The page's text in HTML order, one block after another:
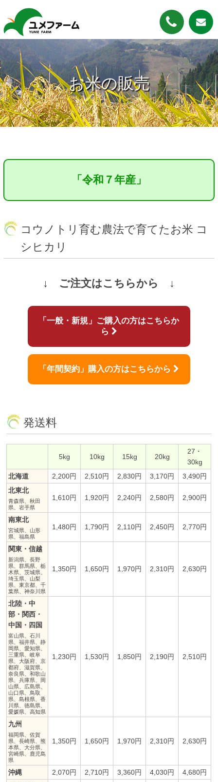
お米の販売
「令和７年産」
コウノトリ育む農法で育てたお米 コ
シヒカリ
↓ ご注文はこちらから ↓
「一般・新規」ご購入の方はこちらか
ら
「年間契約」購入の方はこちらから
発送料
5kg 10kg 15kg 20kg
27・
30kg
北海道
2,200円 2,510円 2,830円 3,170円
3,490円
北東北
青森県、秋田
県、岩手県
1,610円 1,920円 2,240円 2,580円 2,900円
南東北
宮城県、山形
県、福島県
1,480円 1,790円 2,110円 2,450円 2,770円
関東・信越
新潟県、長野
県、群馬県、栃
木県、茨城県、
埼玉県、山梨
県、東京都、千
葉県、神奈川県
1,350円 1,650円 1,970円 2,310円 2,630円
北陸・中
部・関西・
中国・四国
富山県、石川
県、福井県、静
岡県、愛知県、
三重県、岐阜
県、大阪府、京
都府、滋賀県、
奈良県、和歌山
県、兵庫県、岡
山県、広島県、
山口県、鳥取
県、島根県、香
川県、徳島県、
愛媛県、高知県
1,230円 1,530円 1,850円 2,190円 2,510円
九州
福岡県、佐賀
県、長崎県、熊
本県、大分県、
宮崎県、鹿児島
県
1,350円 1,650円 1,970円 2,310円 2,630円
沖縄 2,070円 2,710円 3,360円 4,030円
4,680円